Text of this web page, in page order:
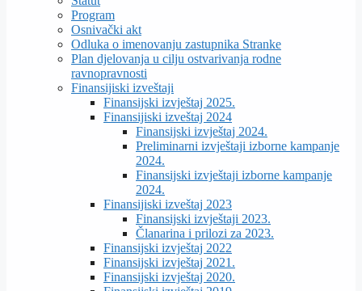
Program
Osnivački akt
Odluka o imenovanju zastupnika Stranke
Plan djelovanja u cilju ostvarivanja rodne
ravnopravnosti
Finansijiski izveštaji
Finansijski izvještaj 2025.
Finansijiski izveštaj 2024
Finansijski izvještaj 2024.
Preliminarni izvještaji izborne kampanje
2024.
Finansijski izvještaji izborne kampanje
2024.
Finansijiski izveštaj 2023
Finansijski izvještaji 2023.
Članarina i prilozi za 2023.
Finansijski izvještaj 2022
Finansijski izvještaj 2021.
Finansijski izvještaj 2020.